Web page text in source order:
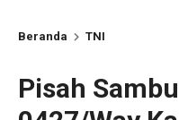
Beranda TNI
Pisah